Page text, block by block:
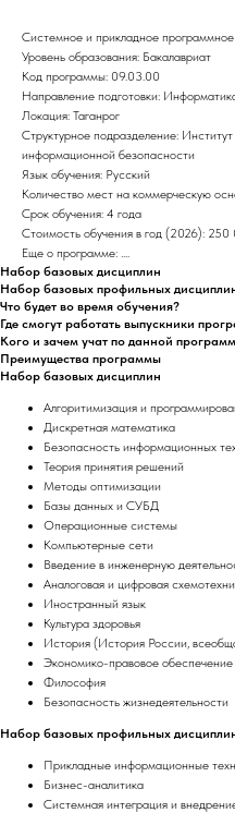
Системное и прикладное
Уровень образования: Бакалавриат
Код программы: 09.03.00
Направление подготовки:
Локация: Таганрог
Структурное подразделение:
информационной безопасности
Язык обучения: Русский
Количество мест на коммерческую
Срок обучения: 4 года
Стоимость обучения в год (2026): 250
Еще о программе: ....
Набор базовых дисциплин
Набор базовых профильных
Что будет во время обучения?
Где смогут работать выпускники
Кого и зачем учат по данной
Преимущества программы
Набор базовых дисциплин
Алгоритимизация и
Дискретная математика
Безопасность информационных
Теория принятия решений
Методы оптимизации
Базы данных и СУБД
Операционные системы
Компьютерные сети
Введение в инженерную
Аналоговая и цифровая
Иностранный язык
Культура здоровья
История (История России,
Экономико-правовое
Философия
Безопасность жизнедеятельности
Набор базовых профильных
Прикладные информационные
Бизнес-аналитика
Системная интеграция и